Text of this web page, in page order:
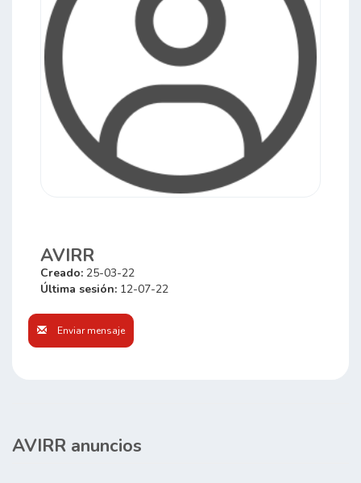
AVIRR
Creado: 25-03-22
Última sesión: 12-07-22
Enviar mensaje
AVIRR anuncios